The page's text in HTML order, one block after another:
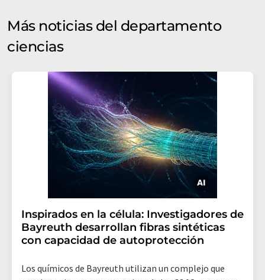
Más noticias del departamento
ciencias
Inspirados en la célula: Investigadores de
Bayreuth desarrollan fibras sintéticas
con capacidad de autoprotección
Los químicos de Bayreuth utilizan un complejo que